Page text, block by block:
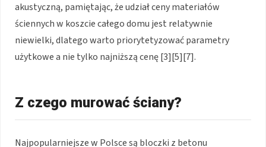
akustyczną, pamiętając, że udział ceny materiałów
ściennych w koszcie całego domu jest relatywnie
niewielki, dlatego warto priorytetyzować parametry
użytkowe a nie tylko najniższą cenę [3][5][7].
Z czego murować ściany?
Najpopularniejsze w Polsce są bloczki z betonu